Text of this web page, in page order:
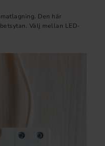
Den här
Välj mellan LED-